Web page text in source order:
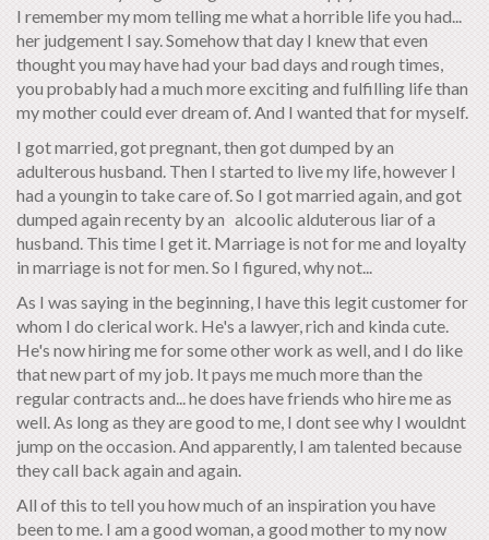
I remember my mom telling me what a horrible life you had...
her judgement I say. Somehow that day I knew that even
thought you may have had your bad days and rough times,
you probably had a much more exciting and fulfilling life than
my mother could ever dream of. And I wanted that for myself.
I got married, got pregnant, then got dumped by an
adulterous husband. Then I started to live my life, however I
had a youngin to take care of. So I got married again, and got
dumped again recenty by an alcoolic alduterous liar of a
husband. This time I get it. Marriage is not for me and loyalty
in marriage is not for men. So I figured, why not...
As I was saying in the beginning, I have this legit customer for
whom I do clerical work. He's a lawyer, rich and kinda cute.
He's now hiring me for some other work as well, and I do like
that new part of my job. It pays me much more than the
regular contracts and... he does have friends who hire me as
well. As long as they are good to me, I dont see why I wouldnt
jump on the occasion. And apparently, I am talented because
they call back again and again.
All of this to tell you how much of an inspiration you have
been to me. I am a good woman, a good mother to my now